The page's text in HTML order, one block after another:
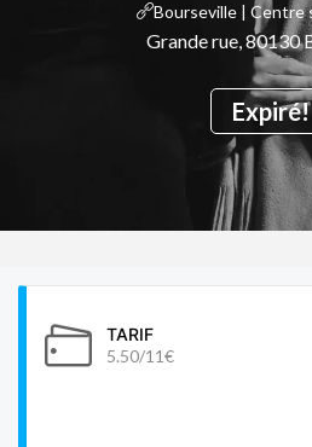
Expiré!
Bourseville | Centre
Grande rue, 80130
TARIF
5.50/11€